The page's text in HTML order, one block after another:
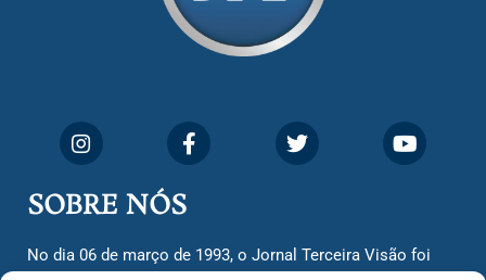
SOBRE NÓS
No dia 06 de março de 1993, o Jornal Terceira Visão foi